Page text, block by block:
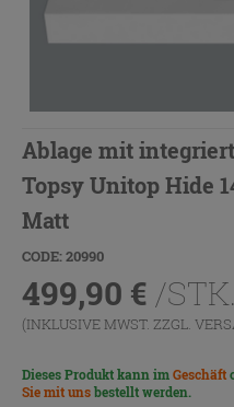
Ablage mit
Topsy Unitop Hide
Matt
CODE: 20990
499,90 € /STK.
(INKLUSIVE MWST. ZZGL.
Dieses Produkt kann imGeschäft
Sie mit unsbestellt werden.